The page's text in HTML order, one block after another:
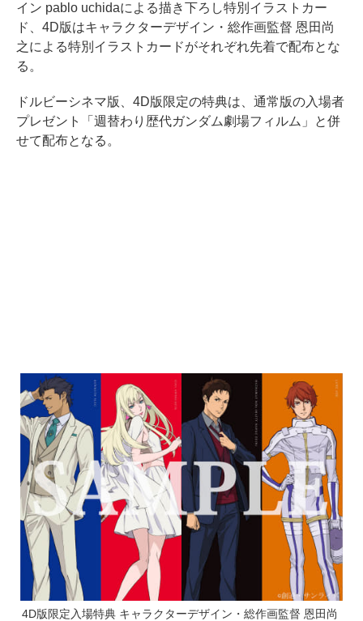
イン pablo uchidaによる描き下ろし特別イラストカー
ド、4D版はキャラクターデザイン・総作画監督 恩⽥尚
之による特別イラストカードがそれぞれ先着で配布とな
る。
ドルビーシネマ版、4D版限定の特典は、通常版の入場者
プレゼント「週替わり歴代ガンダム劇場フィルム」と併
せて配布となる。
4D版限定入場特典 キャラクターデザイン・総作画監督 恩⽥尚